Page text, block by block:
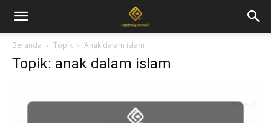
Beranda Topik Anak dalam islam
Topik: anak dalam islam